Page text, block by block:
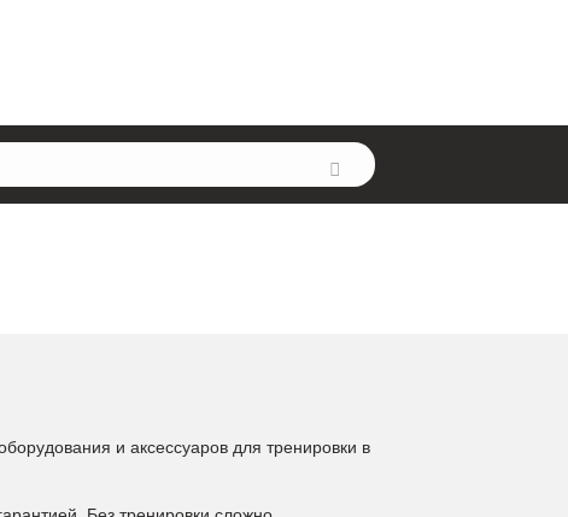
и аксессуаров для тренировки в